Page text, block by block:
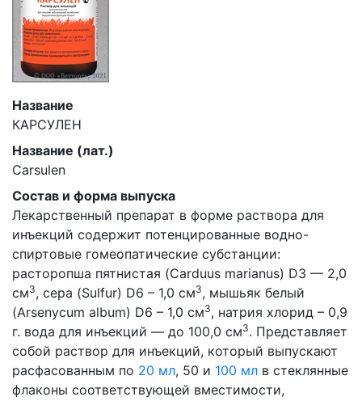
Название
КАРСУЛЕН
Название (лат.)
Carsulen
Состав и форма выпуска
Лекарственный препарат в форме раствора для
инъекций содержит потенцированные водно-
спиртовые гомеопатические субстанции:
расторопша пятнистая (Carduus marianus) D3 — 2,0
см3, сера (Sulfur) D6 – 1,0 см3, мышьяк белый
(Arsenycum album) D6 – 1,0 см3, натрия хлорид – 0,9
г. вода для инъекций — до 100,0 см3. Представляет
собой раствор для инъекций, который выпускают
расфасованным по 20 мл, 50 и 100 мл в стеклянные
флаконы соответствующей вместимости,